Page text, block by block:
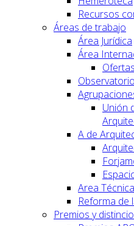
Recursos
Áreas de trabajo
Área Jurídica
Área
Unión
A de
Area Técnica
Reforma de
Premios y